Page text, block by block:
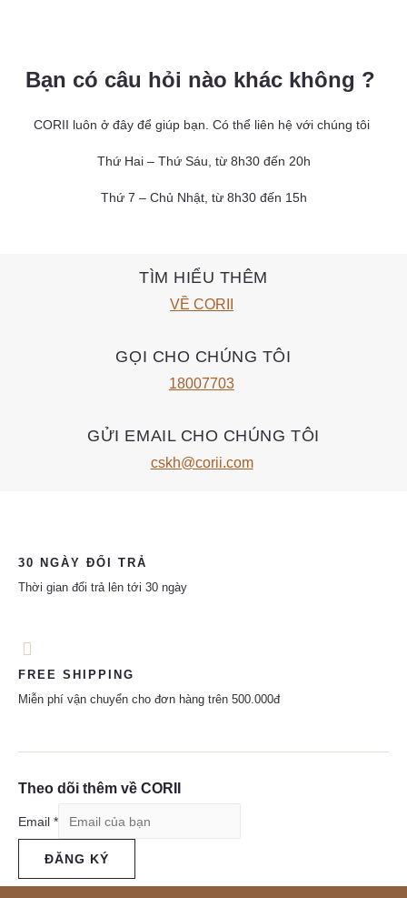
Bạn có câu hỏi nào khác không ?
CORII luôn ở đây để giúp bạn. Có thể liên hệ với chúng tôi
Thứ Hai – Thứ Sáu, từ 8h30 đến 20h
Thứ 7 – Chủ Nhật, từ 8h30 đến 15h
TÌM HIỂU THÊM
VỀ CORII
GỌI CHO CHÚNG TÔI
18007703
GỬI EMAIL CHO CHÚNG TÔI
cskh@corii.com
30 NGÀY ĐỔI TRẢ
Thời gian đổi trả lên tới 30 ngày
FREE SHIPPING
Miễn phí vận chuyển cho đơn hàng trên 500.000đ
Theo dõi thêm về CORII
Email *
ĐĂNG KÝ